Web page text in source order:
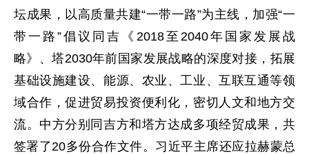
坛成果，以高质量共建“一带一路”为主线，加强“一
带一路”倡议同吉《2018至2040年国家发展战
略》、塔2030年前国家发展战略的深度对接，拓展
基础设施建设、能源、农业、工业、互联互通等领
域合作，促进贸易投资便利化，密切人文和地方交
流。中方分别同吉方和塔方达成多项经贸成果，共
签署了20多份合作文件。习近平主席还应拉赫蒙总